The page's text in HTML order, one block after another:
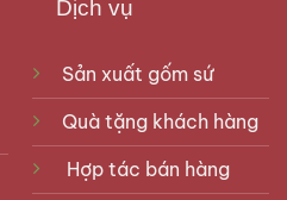
Dịch vụ
Sản xuất gốm sứ
Quà tặng khách hàng
Hợp tác bán hàng